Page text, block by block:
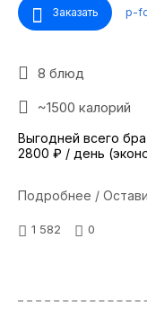
Заказать p-
8 блюд
~1500 калорий
Выгодней всего
2800 ₽ / день
Подробнее /
1 582 0